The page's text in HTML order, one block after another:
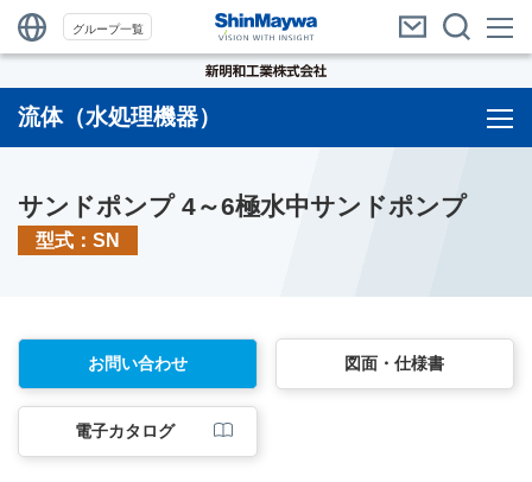
グループ一覧
流体（水処理機器）
サンドポンプ 4～6極水中サンドポンプ
型式：SN
お問い合わせ 図面・仕様書
電子カタログ